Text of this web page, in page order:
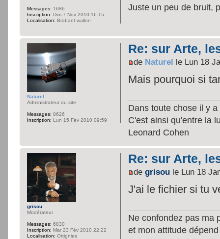
Juste un peu de bruit,
Messages: 1686
Inscription: Dim 7 Nov 2010 16:15
Localisation: Brabant wallon
Re: sur Arte,
de Naturel le Lun 18
Mais pourquoi si
Dans toute chose il y
C'est ainsi qu'entre la
Leonard Cohen
Naturel
Administrateur du site
Messages: 8626
Inscription: Lun 15 Fév 2010 09:59
Re: sur Arte,
degrisou le Lun 18
J'ai le fichier si tu
Ne confondez pas ma
et mon attitude
grisou
Modérateur
Messages: 6830
Inscription: Mar 23 Fév 2010 22:22
Localisation: Ottignies